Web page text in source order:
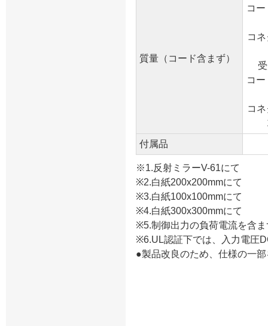
質量（コード含まず）
コ
コ
コ
コ
付属品
※1.反射ミラーV-61にて
※2.白紙200x200mmにて
※3.白紙100x100mmにて
※4.白紙300x300mmにて
※5.制御出力の負荷電流を含ま
※6.UL認証下では、入力電圧
●製品改良のため、仕様の一